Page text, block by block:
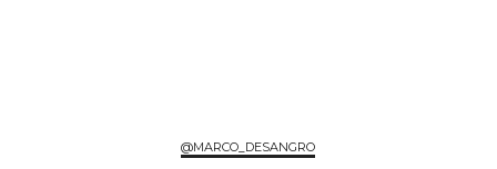
@MARCO_DESANGRO